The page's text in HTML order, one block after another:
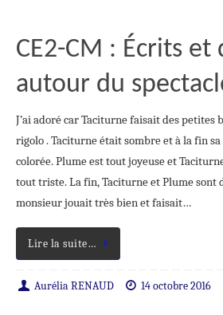
CE2-CM : Écrits et
autour du
J’ai adoré car Taciturne faisait des petites
rigolo . Taciturne était sombre et à la fin
colorée. Plume est tout joyeuse et
tout triste. La fin, Taciturne et Plume sont
monsieur jouait très bien et faisait…
Lire la suite…
Aurélia RENAUD 14 octobre 2016